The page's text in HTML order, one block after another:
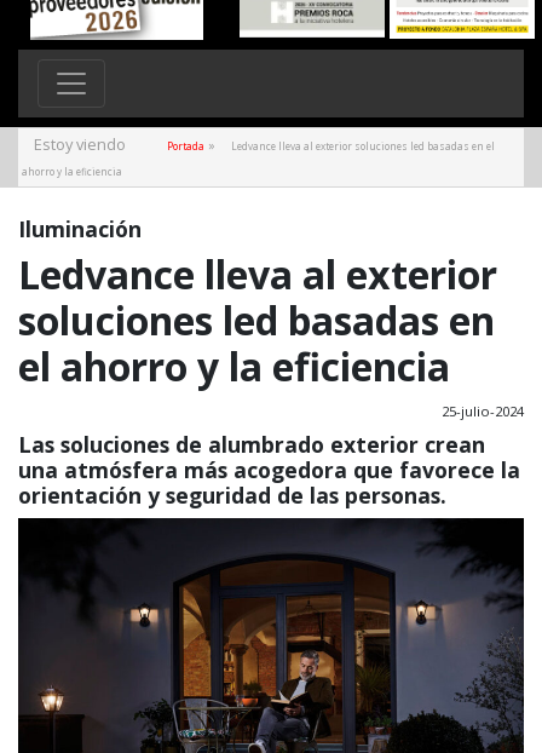
Estoy viendo Portada »
Ledvance lleva al exterior soluciones led basadas en el
ahorro y la eficiencia
Iluminación
Ledvance lleva al exterior
soluciones led basadas en
el ahorro y la eficiencia
25-julio-2024
Las soluciones de alumbrado exterior crean
una atmósfera más acogedora que favorece la
orientación y seguridad de las personas.